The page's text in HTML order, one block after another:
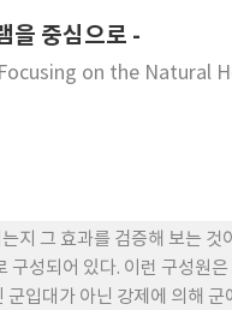
을 중심으로 -
on the Natural
지 그 효과를 검증해 보는 것
구성되어 있다. 이런 구성원은
입대가 아닌 강제에 의해 군